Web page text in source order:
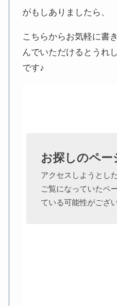
がもしありましたら、
こちらからお気軽に書
んでいただけるとうれ
です♪